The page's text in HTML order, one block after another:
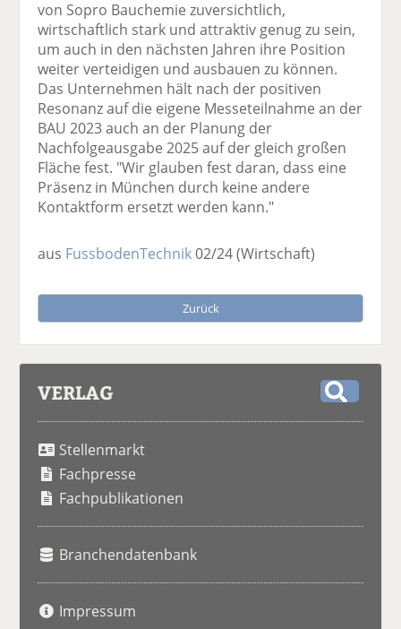
von Sopro Bauchemie zuversichtlich,
wirtschaftlich stark und attraktiv genug zu sein,
um auch in den nächsten Jahren ihre Position
weiter verteidigen und ausbauen zu können.
Das Unternehmen hält nach der positiven
Resonanz auf die eigene Messeteilnahme an der
BAU 2023 auch an der Planung der
Nachfolgeausgabe 2025 auf der gleich großen
Fläche fest. "Wir glauben fest daran, dass eine
Präsenz in München durch keine andere
Kontaktform ersetzt werden kann."
aus FussbodenTechnik02/24(Wirtschaft)
Zurück
VERLAG
Stellenmarkt
Fachpresse
Fachpublikationen
Branchendatenbank
Impressum